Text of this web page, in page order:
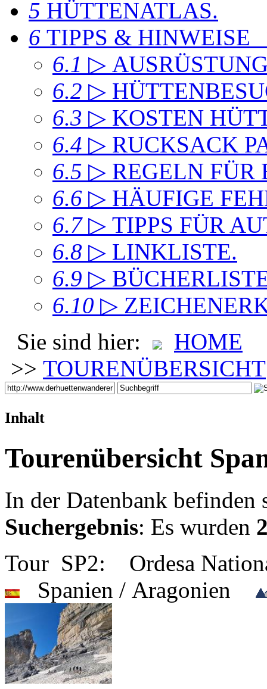
5 HÜTTENATLAS.
6 TIPPS &
6.1 ▷
6.2 ▷
6.3 ▷ KOSTEN
6.4 ▷ RUCKSACK
6.5 ▷ REGELN FÜR
6.6 ▷ HÄUFIGE
6.7 ▷ TIPPS FÜR
6.8 ▷ LINKLISTE.
6.9 ▷
6.10 ▷
Sie sind hier:
HOME
>> TOURENÜBERSICHT
Inhalt
Tourenübersicht
In der Datenbank befinden
Suchergebnis: Es wurden
Tour SP2: Ordesa
Spanien / Aragonien